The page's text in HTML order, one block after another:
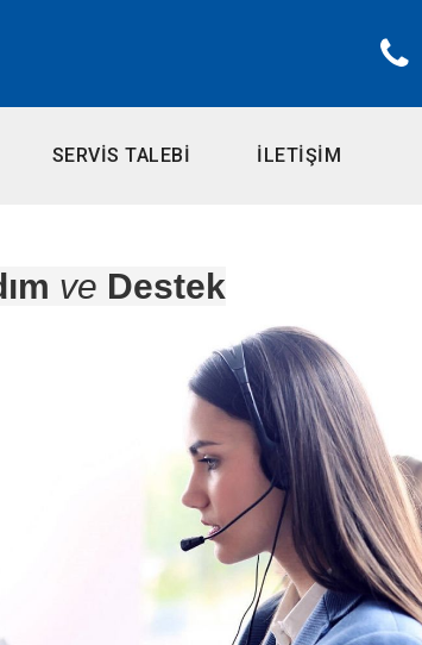
SERVİS TALEBİ İLETİŞİM
ve Destek